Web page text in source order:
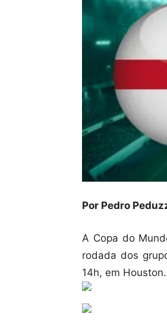
Por Pedro
A Copa do
rodada dos
14h, em Houston.